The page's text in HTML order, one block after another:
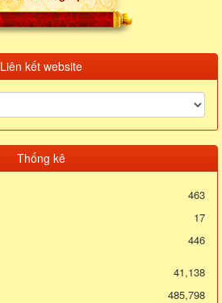
Liên kết website
Thống kê
463
17
446
41,138
485,798